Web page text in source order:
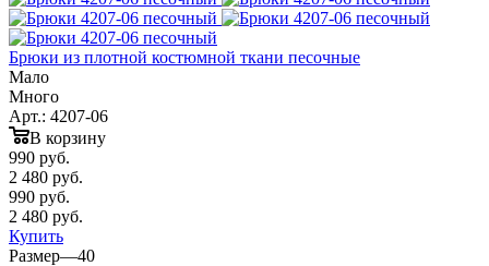
Брюки из плотной костюмной ткани песочные
Мало
Много
Арт.: 4207-06
В корзину
990 руб.
2 480 руб.
990 руб.
2 480 руб.
Купить
Размер—40